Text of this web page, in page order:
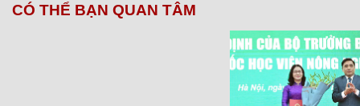
CÓ THỂ BẠN QUAN TÂM